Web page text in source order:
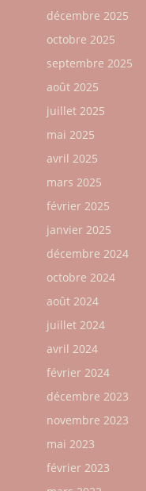
décembre 2025
octobre 2025
septembre 2025
août 2025
juillet 2025
mai 2025
avril 2025
mars 2025
février 2025
janvier 2025
décembre 2024
octobre 2024
août 2024
juillet 2024
avril 2024
février 2024
décembre 2023
novembre 2023
mai 2023
février 2023